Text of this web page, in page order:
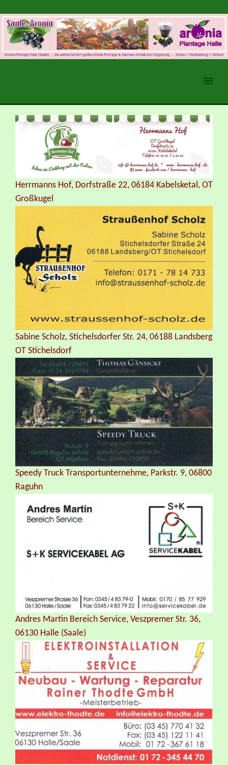
MENU
Herrmanns Hof, Dorfstraße 22, 06184 Kabelsketal, OT
Großkugel
Sabine Scholz, Stichelsdorfer Str. 24, 06188 Landsberg
OT Stichelsdorf
Speedy Truck Transportunternehme, Parkstr. 9, 06800
Raguhn
Andres Martin Bereich Service, Veszpremer Str. 36,
06130 Halle (Saale)